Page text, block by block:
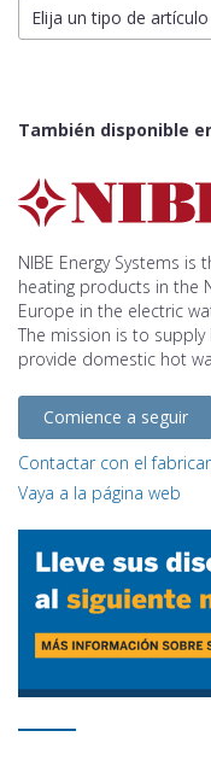
Elija un tipo de artículo
También disponible
NIBE Energy Systems
heating products in the
Europe in the electric
The mission is to
provide domestic hot
Comience a seguir
Contactar con el
Vaya a la página web